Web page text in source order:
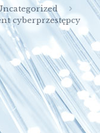
cyberprzestępcy